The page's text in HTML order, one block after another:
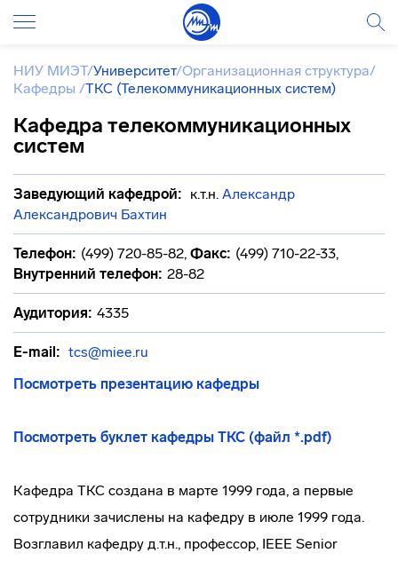
НИУ МИЭТ/Университет/Организационная структура/
Кафедры /ТКС (Телекоммуникационных систем)
Кафедра телекоммуникационных
систем
Заведующий кафедрой: к.т.н. Александр
Александрович Бахтин
Телефон: (499) 720-85-82, Факс: (499) 710-22-33,
Внутренний телефон: 28-82
Аудитория: 4335
E-mail: tcs@miee.ru
Посмотреть презентацию кафедры
Посмотреть буклет кафедры ТКС (файл *.pdf)
Кафедра ТКС создана в марте 1999 года, а первые
сотрудники зачислены на кафедру в июле 1999 года.
Возглавил кафедру д.т.н., профессор, IEEE Senior